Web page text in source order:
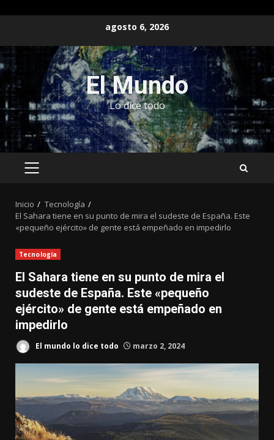
contenido
agosto 6, 2026
El Mundo
Lo dice todo
MENÚ
Inicio
Tecnología
El Sahara tiene en su punto de mira el sudeste de España. Este
«pequeño ejército» de gente está empeñado en impedirlo
Tecnología
El Sahara tiene en su punto de mira el
sudeste de España. Este «pequeño
ejército» de gente está empeñado en
impedirlo
El mundo lo dice todo marzo 2, 2024